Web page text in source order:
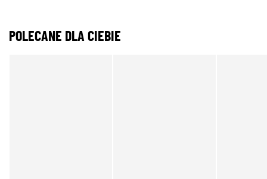
POLECANE DLA CIEBIE